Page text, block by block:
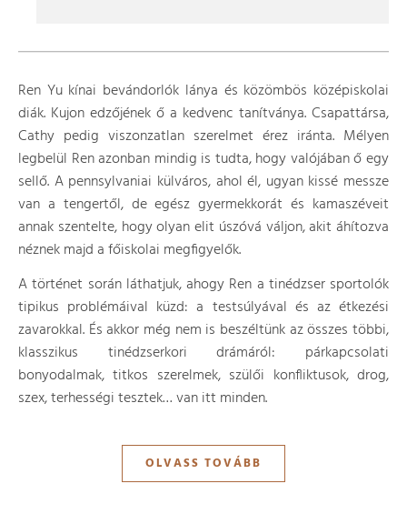
Ren Yu kínai bevándorlók lánya és közömbös középiskolai
diák. Kujon edzőjének ő a kedvenc tanítványa. Csapattársa,
Cathy pedig viszonzatlan szerelmet érez iránta. Mélyen
legbelül Ren azonban mindig is tudta, hogy valójában ő egy
sellő. A pennsylvaniai külváros, ahol él, ugyan kissé messze
van a tengertől, de egész gyermekkorát és kamaszéveit
annak szentelte, hogy olyan elit úszóvá váljon, akit áhítozva
néznek majd a főiskolai megfigyelők.
A történet során láthatjuk, ahogy Ren a tinédzser sportolók
tipikus problémáival küzd: a testsúlyával és az étkezési
zavarokkal. És akkor még nem is beszéltünk az összes többi,
klasszikus tinédzserkori drámáról: párkapcsolati
bonyodalmak, titkos szerelmek, szülői konfliktusok, drog,
szex, terhességi tesztek… van itt minden.
OLVASS TOVÁBB